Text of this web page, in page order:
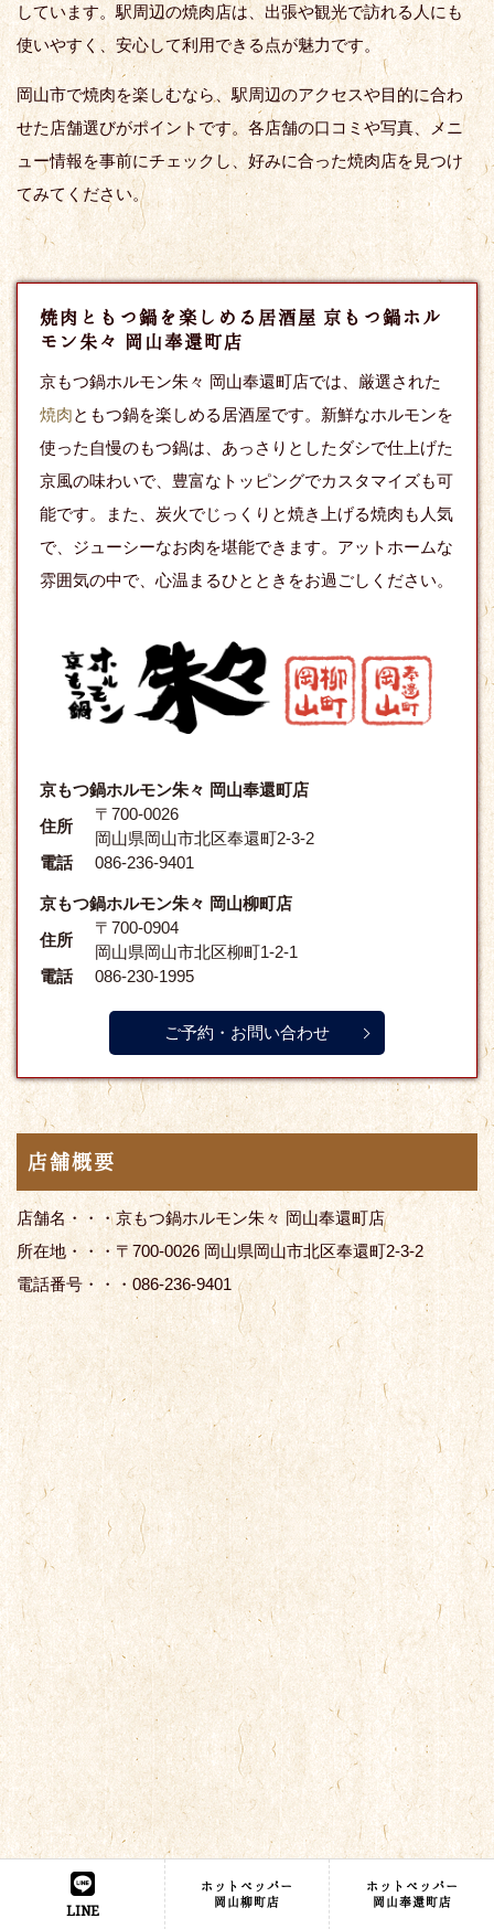
しています。駅周辺の焼肉店は、出張や観光で訪れる人にも
使いやすく、安心して利用できる点が魅力です。
岡山市で焼肉を楽しむなら、駅周辺のアクセスや目的に合わ
せた店舗選びがポイントです。各店舗の口コミや写真、メニ
ュー情報を事前にチェックし、好みに合った焼肉店を見つけ
てみてください。
焼肉ともつ鍋を楽しめる居酒屋 京もつ鍋ホル
モン朱々 岡山奉還町店
京もつ鍋ホルモン朱々 岡山奉還町店では、厳選された
焼肉ともつ鍋を楽しめる居酒屋です。新鮮なホルモンを
使った自慢のもつ鍋は、あっさりとしたダシで仕上げた
京風の味わいで、豊富なトッピングでカスタマイズも可
能です。また、炭火でじっくりと焼き上げる焼肉も人気
で、ジューシーなお肉を堪能できます。アットホームな
雰囲気の中で、心温まるひとときをお過ごしください。
京もつ鍋ホルモン朱々 岡山奉還町店
住所
〒700-0026
岡山県岡山市北区奉還町2-3-2
電話
086-236-9401
京もつ鍋ホルモン朱々 岡山柳町店
住所
〒700-0904
岡山県岡山市北区柳町1-2-1
電話
086-230-1995
ご予約・お問い合わせ
店舗概要
店舗名・・・京もつ鍋ホルモン朱々 岡山奉還町店
所在地・・・〒700-0026 岡山県岡山市北区奉還町2-3-2
電話番号・・・086-236-9401
関連エリア
LINE
ホットペッパー
岡山柳町店
ホットペッパー
岡山奉還町店